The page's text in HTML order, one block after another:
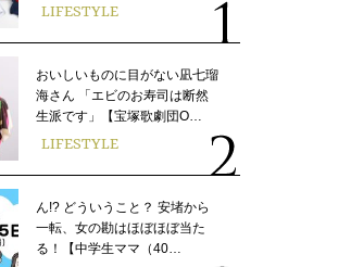
LIFESTYLE
おいしいものに目がない凪七瑠
海さん 「エビのお寿司は断然
生派です」【宝塚歌劇団O…
LIFESTYLE
ん!? どういうこと？ 安堵から
一転、女の勘はほぼほぼ当た
る！【中学生ママ（40…